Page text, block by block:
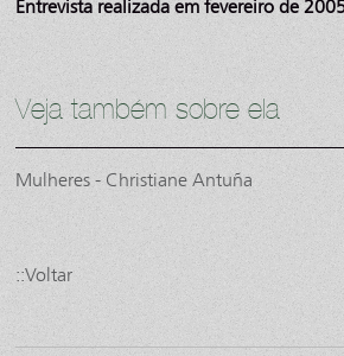
Entrevista realizada em fevereiro de
Veja também sobre ela
Mulheres - Christiane Antuña
::Voltar